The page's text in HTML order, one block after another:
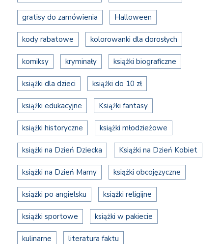
gratisy do zamówienia Halloween
kody rabatowe kolorowanki dla dorosłych
komiksy kryminały książki biograficzne
książki dla dzieci książki do 10 zł
książki edukacyjne Książki fantasy
książki historyczne książki młodzieżowe
książki na Dzień Dziecka Książki na Dzień Kobiet
książki na Dzień Mamy książki obcojęzyczne
książki po angielsku książki religijne
książki sportowe książki w pakiecie
kulinarne literatura faktu